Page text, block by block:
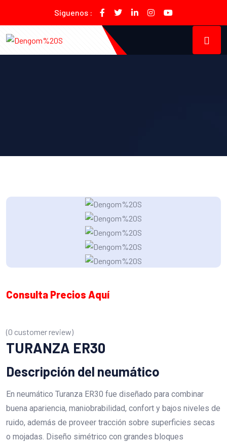
Síguenos :
Consulta Precios Aquí
(0 customer review)
TURANZA ER30
Descripción del neumático
En neumático Turanza ER30 fue diseñado para combinar
buena apariencia, maniobrabilidad, confort y bajos niveles de
ruido, además de proveer tracción sobre superficies secas
o mojadas. Diseño simétrico con grandes bloques